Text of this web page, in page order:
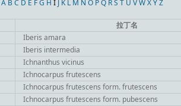
A B C D E F G H I J K L M N O P Q R S T U V W X Y Z
拉丁名
Iberis amara
Iberis intermedia
Ichnanthus vicinus
Ichnocarpus frutescens
Ichnocarpus frutescens form. frutescens
Ichnocarpus frutescens form. pubescens